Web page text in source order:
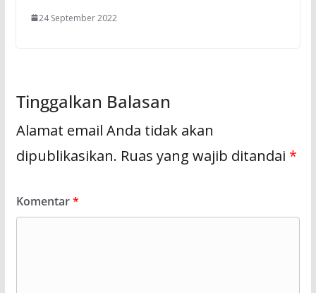
24 September 2022
Tinggalkan Balasan
Alamat email Anda tidak akan
dipublikasikan. Ruas yang wajib ditandai *
Komentar*